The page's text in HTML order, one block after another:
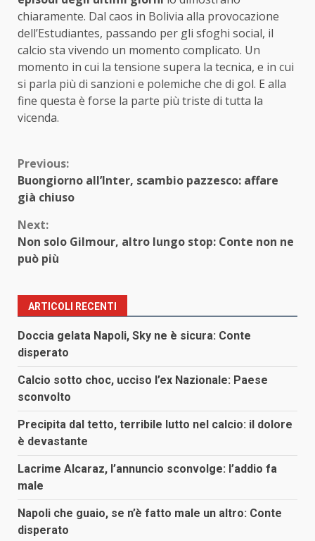
chiaramente. Dal caos in Bolivia alla provocazione
dell’Estudiantes, passando per gli sfoghi social, il
calcio sta vivendo un momento complicato. Un
momento in cui la tensione supera la tecnica, e in cui
si parla più di sanzioni e polemiche che di gol. E alla
fine questa è forse la parte più triste di tutta la
vicenda.
Continue
Reading
Previous:
Buongiorno all’Inter, scambio pazzesco: affare
già chiuso
Next:
Non solo Gilmour, altro lungo stop: Conte non ne
può più
ARTICOLI RECENTI
Doccia gelata Napoli, Sky ne è sicura: Conte
disperato
Calcio sotto choc, ucciso l’ex Nazionale: Paese
sconvolto
Precipita dal tetto, terribile lutto nel calcio: il dolore
è devastante
Lacrime Alcaraz, l’annuncio sconvolge: l’addio fa
male
Napoli che guaio, se n’è fatto male un altro: Conte
disperato